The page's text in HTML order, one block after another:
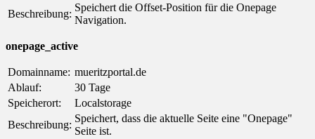
Beschreibung:
Speichert die Offset-Position für die Onepage
Navigation.
onepage_active
Domainname: mueritzportal.de
Ablauf:
30 Tage
Speicherort:
Localstorage
Beschreibung:
Speichert, dass die aktuelle Seite eine "Onepage"
Seite ist.